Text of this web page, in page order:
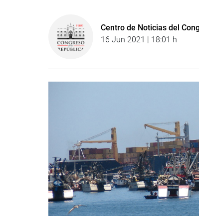
Centro de Noticias del
16 Jun 2021 | 18:01 h